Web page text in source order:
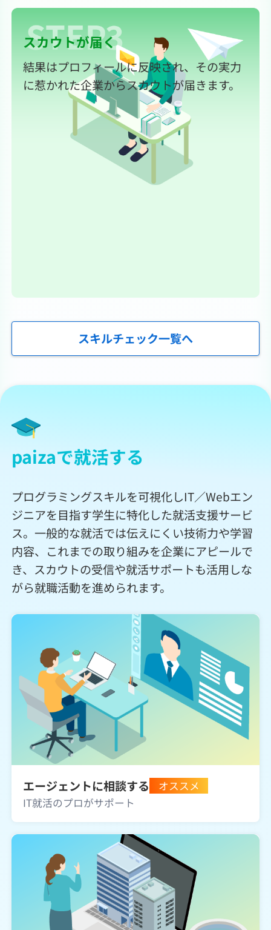
スカウトが届く
結果はプロフィールに反映され、その実力
に惹かれた企業からスカウトが届きます。
スキルチェック一覧へ
paizaで就活する
プログラミングスキルを可視化しIT／Webエン
ジニアを目指す学生に特化した就活支援サービ
ス。一般的な就活では伝えにくい技術力や学習
内容、これまでの取り組みを企業にアピールで
き、スカウトの受信や就活サポートも活用しな
がら就職活動を進められます。
エージェントに相談する
オススメ
IT就活のプロがサポート